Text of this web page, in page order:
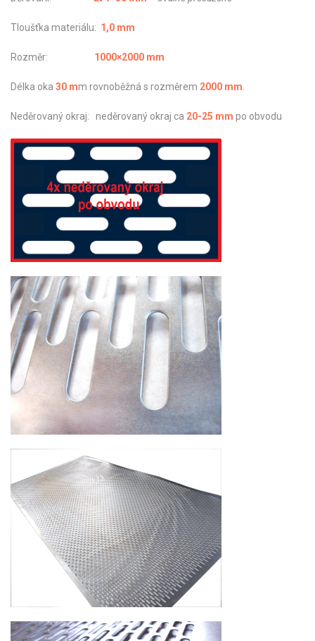
Tloušťka materiálu: 1,0 mm
Rozměr: 1000×2000 mm
Délka oka 30 mm rovnoběžná s rozměrem 2000 mm
Neděrovaný okraj: neděrovaný okraj ca 20-25 mm po obvodu